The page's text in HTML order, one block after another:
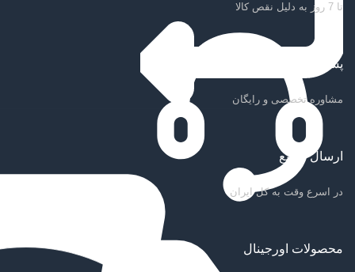
تا 7 روز به دلیل نقص کالا
پشتیبانی سریع
مشاوره تخصصی و رایگان
ارسال سریع
در اسرع وقت به کل ایران
محصولات اورجینال